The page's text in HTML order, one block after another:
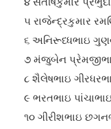
૫ રાજેન્દ્રકુમાર
૬ અનિરૂધ્ધભાઇ
૭ મંજુબેન
૮ શૈલેષભાઇ
૯ ભરતભાઇ
૧૦ ગીરીશભાઇ